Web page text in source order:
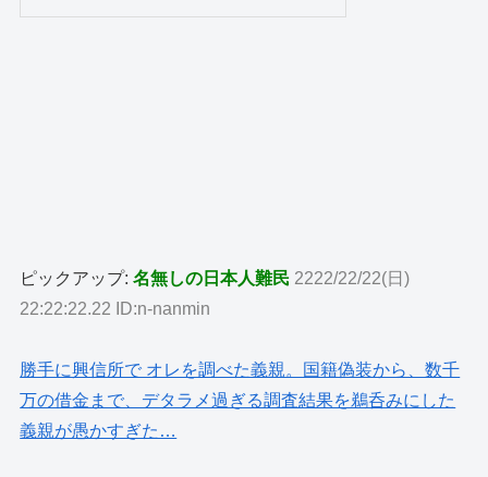
ピックアップ:名無しの日本人難民 2222/22/22(日)
22:22:22.22 ID:n-nanmin
勝手に興信所で オレを調べた義親。国籍偽装から、数千
万の借金まで、デタラメ過ぎる調査結果を鵜呑みにした
義親が愚かすぎた…